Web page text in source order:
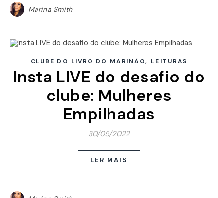
Marina Smith
CLUBE DO LIVRO DO MARINÃO, LEITURAS
Insta LIVE do desafio do
clube: Mulheres
Empilhadas
30/05/2022
LER MAIS